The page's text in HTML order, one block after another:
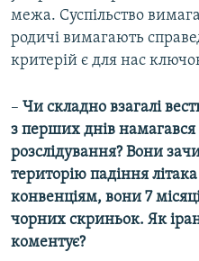
межа. Суспільство
родичі вимагають
критерій є для нас
–​ Чи складно взагалі
з перших днів намагався
розслідування? Вони
територію падіння
конвенціям, вони 7
чорних скриньок. Як
коментує?